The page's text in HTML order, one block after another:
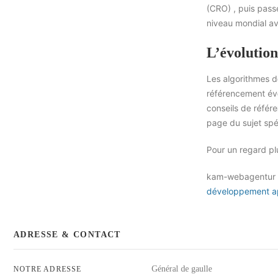
(CRO) , puis
niveau mondial
Les algorithmes
référencement
conseils de
page du sujet
Pour un regard
kam-webagentur
développement
ADRESSE & CONTACT
NOTRE ADRESSE Général de gaulle